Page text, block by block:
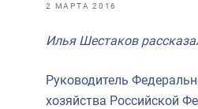
африканская экспедиция
2 МАРТА 2016
Илья Шестаков
Руководитель
хозяйства Российской